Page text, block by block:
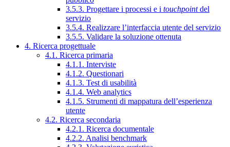
3.5.3. Progettare i processi e i touchpointdel
servizio
3.5.4. Realizzare l’interfaccia utente del servizio
3.5.5. Validare la soluzione ottenuta
4. Ricerca progettuale
4.1. Ricerca primaria
4.1.1. Interviste
4.1.2. Questionari
4.1.3. Test di usabilità
4.1.4. Web analytics
4.1.5. Strumenti di mappatura dell’esperienza
utente
4.2. Ricerca secondaria
4.2.1. Ricerca documentale
4.2.2. Analisi benchmark